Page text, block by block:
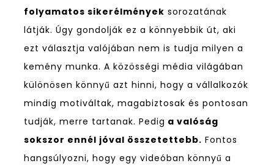
folyamatos sikerélmények sorozatának
látják. Úgy gondolják ez a könnyebbik út, aki
ezt választja valójában nem is tudja milyen a
kemény munka. A közösségi média világában
különösen könnyű azt hinni, hogy a vállalkozók
mindig motiváltak, magabiztosak és pontosan
tudják, merre tartanak. Pedig a valóság
sokszor ennél jóval összetettebb. Fontos
hangsúlyozni, hogy egy videóban könnyű a